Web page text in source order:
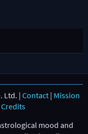
Ltd. | Contact | Mission
Credits
mood and